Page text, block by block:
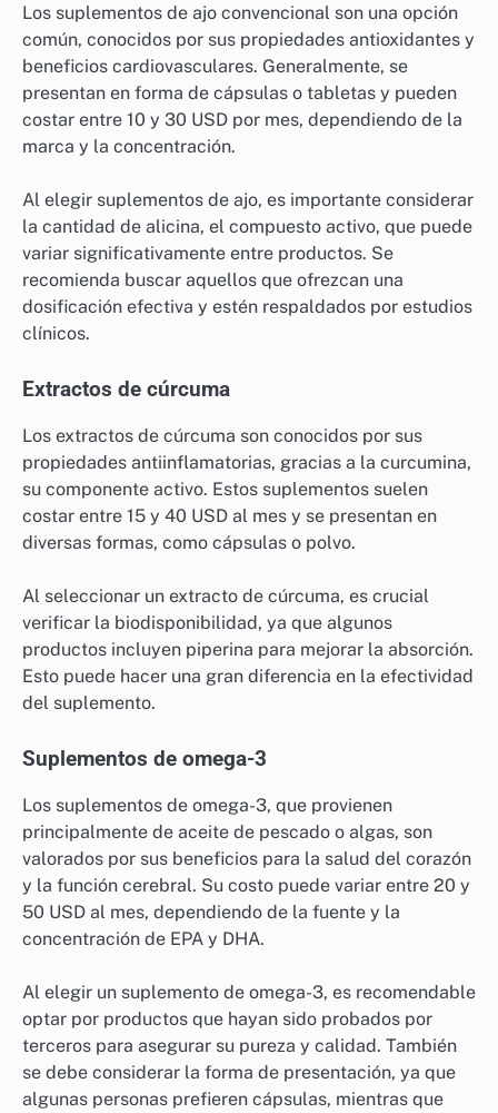
Los suplementos de ajo convencional son una opción
común, conocidos por sus propiedades antioxidantes y
beneficios cardiovasculares. Generalmente, se
presentan en forma de cápsulas o tabletas y pueden
costar entre 10 y 30 USD por mes, dependiendo de la
marca y la concentración.
Al elegir suplementos de ajo, es importante considerar
la cantidad de alicina, el compuesto activo, que puede
variar significativamente entre productos. Se
recomienda buscar aquellos que ofrezcan una
dosificación efectiva y estén respaldados por estudios
clínicos.
Extractos de cúrcuma
Los extractos de cúrcuma son conocidos por sus
propiedades antiinflamatorias, gracias a la curcumina,
su componente activo. Estos suplementos suelen
costar entre 15 y 40 USD al mes y se presentan en
diversas formas, como cápsulas o polvo.
Al seleccionar un extracto de cúrcuma, es crucial
verificar la biodisponibilidad, ya que algunos
productos incluyen piperina para mejorar la absorción.
Esto puede hacer una gran diferencia en la efectividad
del suplemento.
Suplementos de omega-3
Los suplementos de omega-3, que provienen
principalmente de aceite de pescado o algas, son
valorados por sus beneficios para la salud del corazón
y la función cerebral. Su costo puede variar entre 20 y
50 USD al mes, dependiendo de la fuente y la
concentración de EPA y DHA.
Al elegir un suplemento de omega-3, es recomendable
optar por productos que hayan sido probados por
terceros para asegurar su pureza y calidad. También
se debe considerar la forma de presentación, ya que
algunas personas prefieren cápsulas, mientras que